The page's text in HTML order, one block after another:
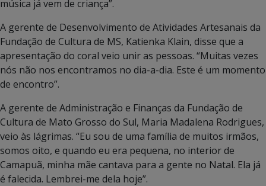
música já vem de criança”.
A gerente de Desenvolvimento de Atividades Artesanais da
Fundação de Cultura de MS, Katienka Klain, disse que a
apresentação do coral veio unir as pessoas. “Muitas vezes
nós não nos encontramos no dia-a-dia. Este é um momento
de encontro”.
A gerente de Administração e Finanças da Fundação de
Cultura de Mato Grosso do Sul, Maria Madalena Rodrigues,
veio às lágrimas. “Eu sou de uma família de muitos irmãos,
somos oito, e quando eu era pequena, no interior de
Camapuã, minha mãe cantava para a gente no Natal. Ela já
é falecida. Lembrei-me dela hoje”.